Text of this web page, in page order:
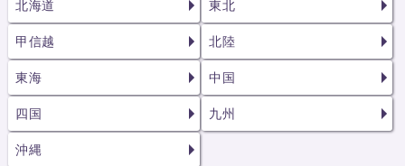
北海道 東北
甲信越 北陸
東海 中国
四国 九州
沖縄